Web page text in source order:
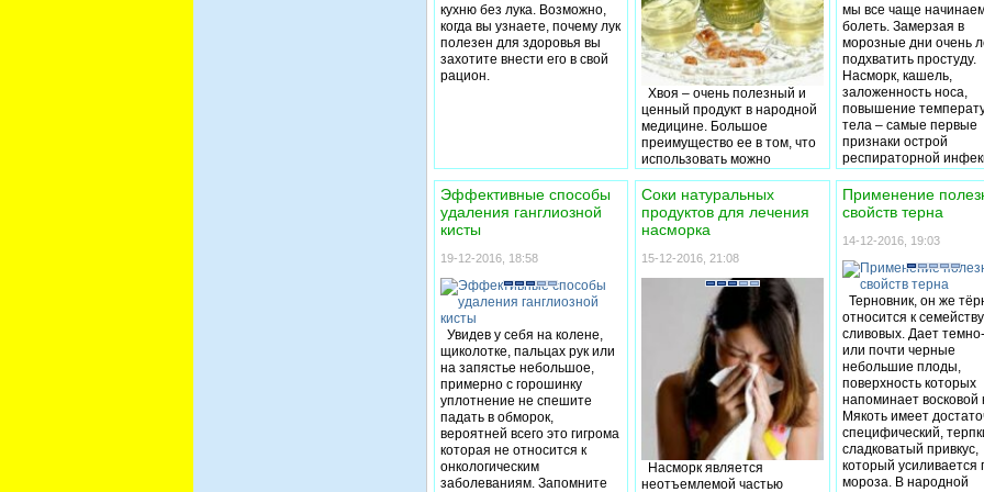
должны забыть о
нежелании кушать.
Употреблять пищу, тем
самым давая организму
силы и энергию для борьбы
недостаток калорий делает
организм более
восприимчивым к простуде,
гриппу и инфекционным
заболеваниям.
кошелек остался
Такие случаи, когда
вспомнить важную
информацию не
возможным, можно
перечислять долго, но
они как правило
раздражение,
злость на себя и
окружающих. Так вот
того, чтобы этого
свою память нужно
раз в год подпитывать.
вниманию
средства для
памяти и повышения
мозговой активности.
кухню без лука. Возможно,
когда вы узнаете, почему лук
полезен для здоровья вы
захотите внести его в свой
рацион.
Хвоя – очень полезный и
ценный продукт в народной
медицине. Большое
преимущество ее в том, что
использовать можно
молоденькие побеги, зимой
и осенью – вполне зрелые.
Отправляетесь на прогулку
в лес? Не забудьте набрать
с собой ароматных иголочек
или сосновых веточек. Даже
среди всех современных
сильнодействующих
медикаментов, полезные
свойства и рецепты из хвои,
вряд ли найдется подобный
по свойствам препарат,
который быстро оказал бы
воздействие на организм.
мы все чаще
болеть. Замерзая в
морозные дни очень
подхватить простуду.
Насморк, кашель,
заложенность носа,
повышение
тела – самые первые
признаки острой
респираторной
простудой. Сама по
простуда не так уж и
страшна, достаточно
отлежаться дома с
горячего чая и все
за несколько дней. Но,
заболевание коварно
что может вызвать
осложнения в виде
воспаления легких,
пиелонефрита, да и
тоже может достаться.
правило, медики в этом
случае назначают
жаропонижающие
препараты. Мы же,
рекомендуем
лечение простуды
доступными
Эффективные способы
удаления ганглиозной
кисты
19-12-2016, 18:58
Увидев у себя на колене,
щиколотке, пальцах рук или
на запястье небольшое,
примерно с горошинку
уплотнение не спешите
падать в обморок,
вероятней всего это гигрома
которая не относится к
онкологическим
заболеваниям. Запомните
Соки натуральных
продуктов для лечения
насморка
15-12-2016, 21:08
Насморк является
неотъемлемой частью
Применение
свойств терна
14-12-2016, 19:03
Терновник, он же
относится к семейству
сливовых. Дает
или почти черные
небольшие плоды,
поверхность которых
напоминает восковой
Мякоть имеет
специфический,
сладковатый привкус,
который усиливается
мороза. В народной